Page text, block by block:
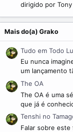
dirigido por
Mais do(a) Grako
Tudo em Todo
Eu nunca
um lançamento
The OA
The OA é uma
que já é
Tenshi no
Falar sobre